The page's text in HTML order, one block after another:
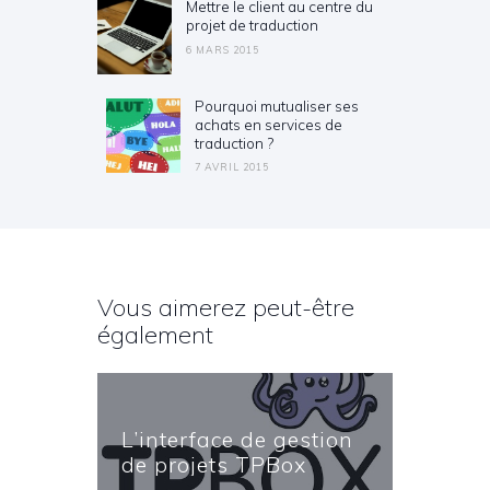
Previous post:
Mettre le client au centre du
projet de traduction
6 MARS 2015
Next post:
Pourquoi mutualiser ses
achats en services de
traduction ?
7 AVRIL 2015
Vous aimerez peut-être
également
L’interface de gestion
de projets TPBox